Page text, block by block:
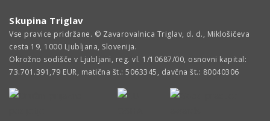
Skupina Triglav
Vse pravice pridržane. © Zavarovalnica Triglav, d. d., Miklošičeva
cesta 19, 1000 Ljubljana, Slovenija.
Okrožno sodišče v Ljubljani, reg. vl. 1/10687/00, osnovni kapital:
73.701.391,79 EUR, matična št.: 5063345, davčna št.: 80040306